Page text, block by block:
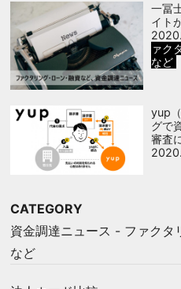
一冨
イト
ァク
など
yup
グで
審査
CATEGORY
資金調達ニュース - ファクタ
など